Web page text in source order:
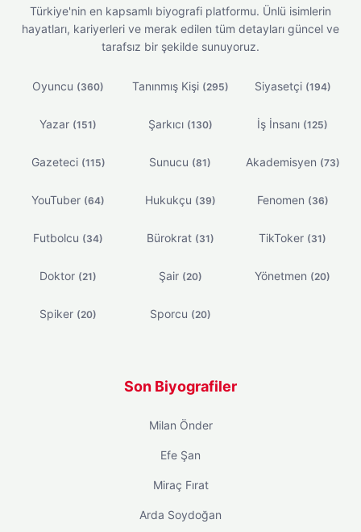
Türkiye'nin en kapsamlı biyografi platformu. Ünlü isimlerin
hayatları, kariyerleri ve merak edilen tüm detayları güncel ve
tarafsız bir şekilde sunuyoruz.
Oyuncu (360) Tanınmış Kişi (295) Siyasetçi (194)
Yazar (151) Şarkıcı (130) İş İnsanı (125)
Gazeteci (115) Sunucu (81) Akademisyen (73)
YouTuber (64) Hukukçu (39) Fenomen (36)
Futbolcu (34) Bürokrat (31) TikToker (31)
Doktor (21) Şair (20) Yönetmen (20)
Spiker (20) Sporcu (20)
Son Biyografiler
Milan Önder
Efe Şan
Miraç Fırat
Arda Soydoğan